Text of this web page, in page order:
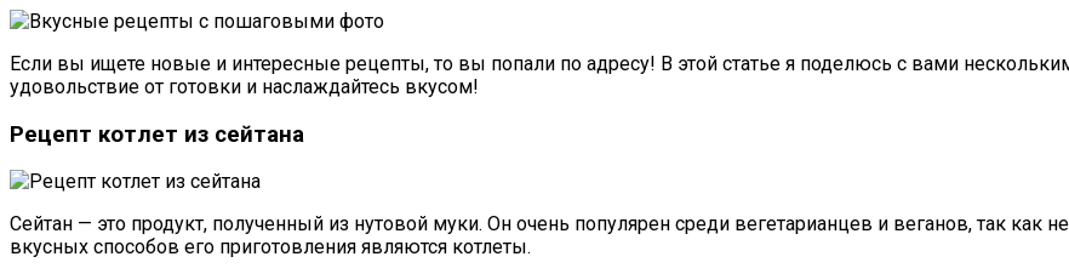
Если вы ищете новые и интересные рецепты, то вы попали по адресу! В этой статье я поделюсь с вами
удовольствие от готовки и наслаждайтесь вкусом!
Рецепт котлет из сейтана
Сейтан — это продукт, полученный из нутовой муки. Он очень популярен среди вегетарианцев и веганов, так как
вкусных способов его приготовления являются котлеты.